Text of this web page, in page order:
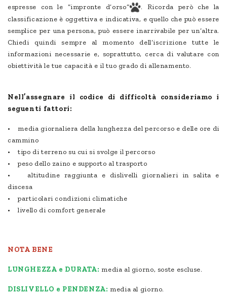
espresse con le “impronte d’orso”
. Ricorda però che la
classificazione è oggettiva e indicativa, e quello che può essere
semplice per una persona, può essere inarrivabile per un’altra.
Chiedi quindi sempre al momento dell’iscrizione tutte le
informazioni necessarie e, soprattutto, cerca di valutare con
obiettività le tue capacità e il tuo grado di allenamento.
Nell’assegnare il codice di difficoltà consideriamo i
seguenti fattori:
• media giornaliera della lunghezza del percorso e delle ore di
cammino
• tipo di terreno su cui si svolge il percorso
• peso dello zaino e supporto al trasporto
• altitudine raggiunta e dislivelli giornalieri in salita e
discesa
• particolari condizioni climatiche
• livello di comfort generale
NOTA BENE
LUNGHEZZA e DURATA: media al giorno, soste escluse.
DISLIVELLO e PENDENZA: media al giorno.